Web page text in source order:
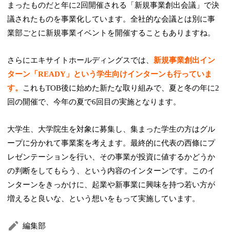
まったものだと年に2回開催される「新規事業創出会議」で決
議されたものを事業化しています。全社的な会議とは別に事
業部ごとに新規事業イベントを開催することもありますね。
さらにエキサイトホールディングスでは、 新規事業創出イン
ターン「READY」という学生向けインターンも行っていま
す。
これもTOB後に始めた新たな取り組みで、夏と冬の年に2
回の開催で、今年の夏で6回目の実施となります。
大学生、大学院生を対象に募集し、集まった学生の方はグル
ープに分かれて事業案を考えます。最終的に代表の西條にプ
レゼンテーションを行い、その事業が投資に値するかどうか
の判断をしてもらう、という内容のインターンです。このイ
ンターンをきっかけに、起業や新事業に興味を持つ若い方が
増えると良いな、という想いをもって実施しています。
編集部